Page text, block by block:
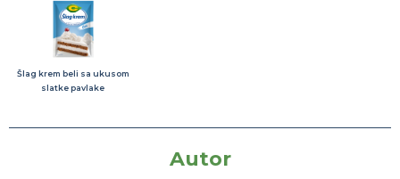
Šlag krem beli sa ukusom
slatke pavlake
Autor